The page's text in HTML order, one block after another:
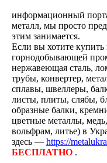
информационный
металл, мы просто
этим занимается.
Если вы хотите
горнодобывающей
нержавеющая сталь,
трубы, конвертер,
сплавы, швеллеры,
листы, плиты, слябы,
образные балки,
цветные металлы,
вольфрам, литье) в
здесь — https://
БЕСПЛАТНО .